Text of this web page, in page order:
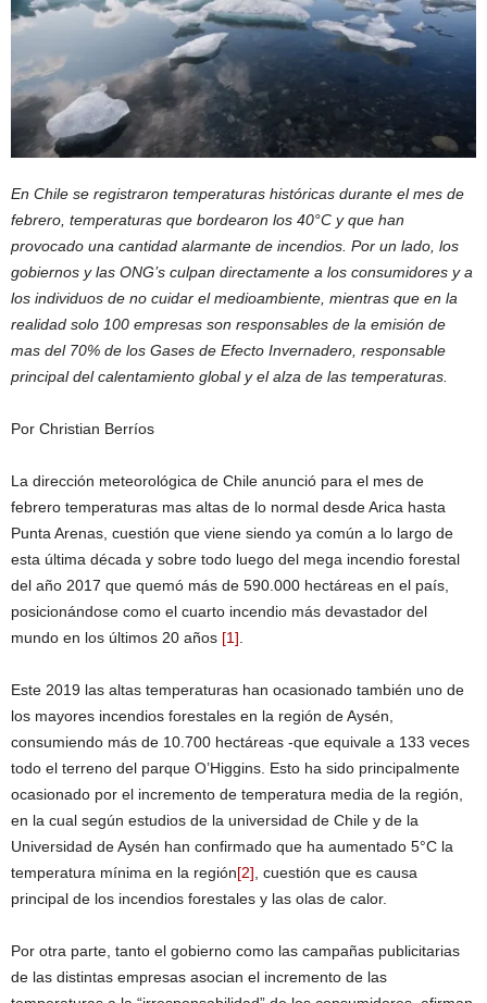
En Chile se registraron temperaturas históricas durante el mes de
febrero, temperaturas que bordearon los 40°C y que han
provocado una cantidad alarmante de incendios. Por un lado, los
gobiernos y las ONG’s culpan directamente a los consumidores y a
los individuos de no cuidar el medioambiente, mientras que en la
realidad solo 100 empresas son responsables de la emisión de
mas del 70% de los Gases de Efecto Invernadero, responsable
principal del calentamiento global y el alza de las temperaturas.
Por Christian Berríos
La dirección meteorológica de Chile anunció para el mes de
febrero temperaturas mas altas de lo normal desde Arica hasta
Punta Arenas, cuestión que viene siendo ya común a lo largo de
esta última década y sobre todo luego del mega incendio forestal
del año 2017 que quemó más de 590.000 hectáreas en el país,
posicionándose como el cuarto incendio más devastador del
mundo en los últimos 20 años [1]
Este 2019 las altas temperaturas han ocasionado también uno de
los mayores incendios forestales en la región de Aysén,
consumiendo más de 10.700 hectáreas -que equivale a 133 veces
todo el terreno del parque O’Higgins. Esto ha sido principalmente
ocasionado por el incremento de temperatura media de la región,
en la cual según estudios de la universidad de Chile y de la
Universidad de Aysén han confirmado que ha aumentado 5°C la
temperatura mínima en la región[2] , cuestión que es causa
principal de los incendios forestales y las olas de calor.
Por otra parte, tanto el gobierno como las campañas publicitarias
de las distintas empresas asocian el incremento de las